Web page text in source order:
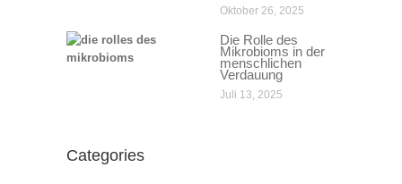
Oktober 26, 2025
Die Rolle des
Mikrobioms in der
menschlichen
Verdauung
Juli 13, 2025
Categories